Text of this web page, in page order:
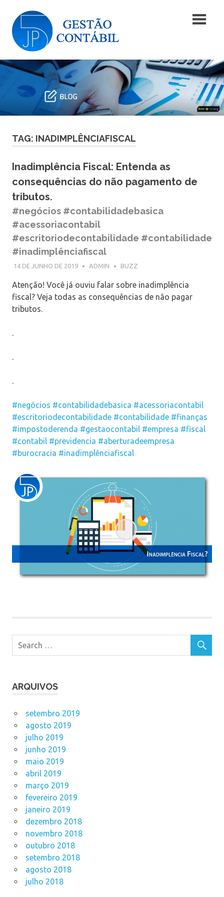
content
JP5
Gestão
Contábil
|
Gestão
Contábil
TAG: INADIMPLÊNCIAFISCAL
Inadimplência Fiscal: Entenda as
consequências do não pagamento de
tributos.
#negócios #contabilidadebasica
#acessoriacontabil
#escritoriodecontabilidade #contabilidade
#inadimplênciafiscal
14 DE JUNHO DE 2019 ADMIN BUZZ
Atenção! Você já ouviu falar sobre inadimplência
fiscal? Veja todas as consequências de não pagar
tributos.
.
.
.
#negócios #contabilidadebasica #acessoriacontabil
#escritoriodecontabilidade #contabilidade #finanças
#impostoderenda #gestaocontabil #empresa #fiscal
#contabil #previdencia #aberturadeempresa
#burocracia #inadimplênciafiscal
ARQUIVOS
setembro 2019
agosto 2019
julho 2019
junho 2019
maio 2019
abril 2019
março 2019
fevereiro 2019
janeiro 2019
dezembro 2018
novembro 2018
outubro 2018
setembro 2018
agosto 2018
julho 2018